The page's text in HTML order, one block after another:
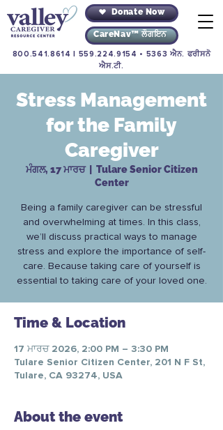
Donate Now
CareNav™ ਲੌਗਇਨ
800.541.8614 559.224.9154 • 5363 ਐਨ. ਫਰੀਸਨੋ
ਐਸ.ਟੀ.
Stress Management
for the Family
Caregiver
ਮੰਗਲ, 17 ਮਾਰਚ
  |
Tulare Senior Citizen
Center
Being a family caregiver can be stressful
and overwhelming at times. In this class,
we’ll discuss practical ways to manage
stress and explore the importance of self-
care. Because taking care of yourself is
essential to taking care of your loved one.
Time & Location
17 ਮਾਰਚ 2026, 2:00 PM – 3:30 PM
Tulare Senior Citizen Center, 201 N F St,
Tulare, CA 93274, USA
About the event